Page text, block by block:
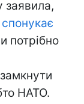
спонукає
потрібно
НАТО.